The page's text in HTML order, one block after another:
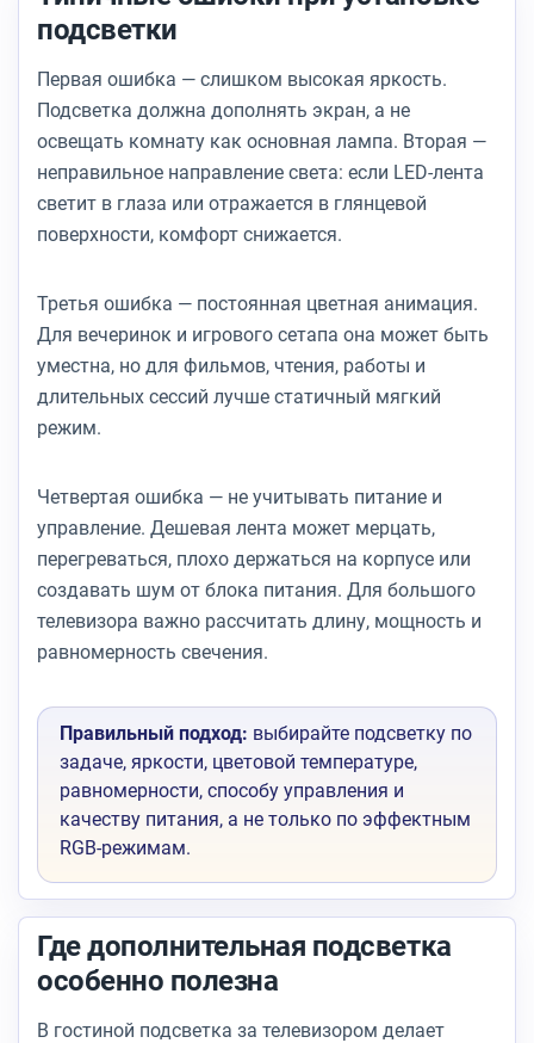
подсветки
Первая ошибка — слишком высокая яркость.
Подсветка должна дополнять экран, а не
освещать комнату как основная лампа. Вторая —
неправильное направление света: если LED-лента
светит в глаза или отражается в глянцевой
поверхности, комфорт снижается.
Третья ошибка — постоянная цветная анимация.
Для вечеринок и игрового сетапа она может быть
уместна, но для фильмов, чтения, работы и
длительных сессий лучше статичный мягкий
режим.
Четвертая ошибка — не учитывать питание и
управление. Дешевая лента может мерцать,
перегреваться, плохо держаться на корпусе или
создавать шум от блока питания. Для большого
телевизора важно рассчитать длину, мощность и
равномерность свечения.
Правильный подход: выбирайте подсветку по
задаче, яркости, цветовой температуре,
равномерности, способу управления и
качеству питания, а не только по эффектным
RGB-режимам.
Где дополнительная подсветка
особенно полезна
В гостиной подсветка за телевизором делает